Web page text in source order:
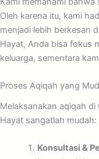
Oleh karena itu, kami
menjadi lebih berkesan
Hayat, Anda bisa fokus
keluarga, sementara
Proses Aqiqah yang
Melaksanakan aqiqah
Hayat sangatlah mudah:
Konsultasi &